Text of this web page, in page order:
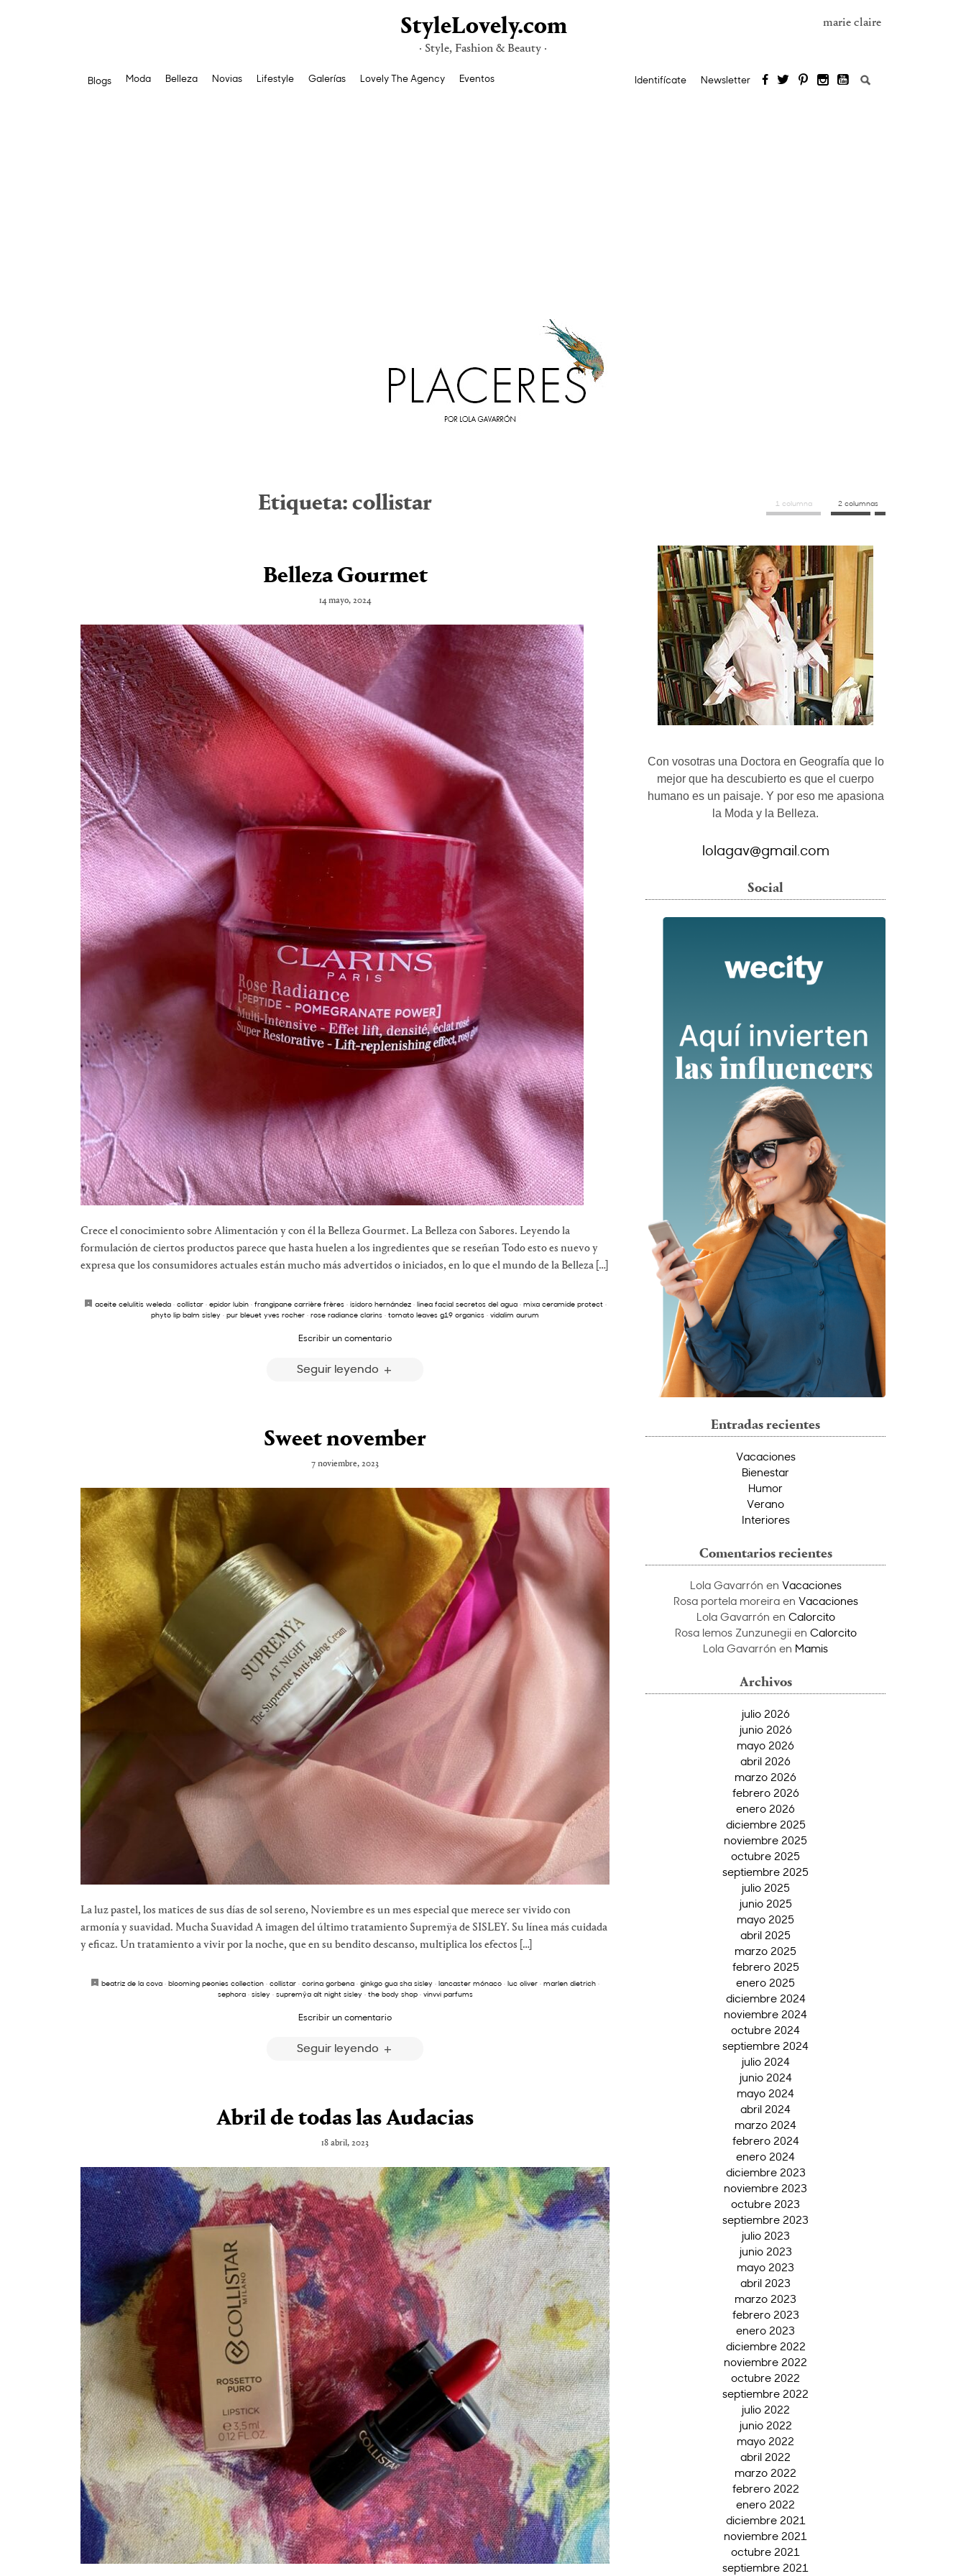
StyleLovely.com
· Style, Fashion & Beauty ·
marie claire
Blogs Moda Belleza Novias Lifestyle Galerías Lovely The Agency Eventos Identifícate Newsletter Buscar:
Etiqueta: collistar
Belleza Gourmet
14 mayo, 2024
Crece el conocimiento sobre Alimentación y con él la Belleza Gourmet. La Belleza con Sabores. Leyendo la
formulación de ciertos productos parece que hasta huelen a los ingredientes que se reseñan Todo esto es nuevo y
expresa que los consumidores actuales están mucho más advertidos o iniciados, en lo que el mundo de la Belleza […]
aceite celulitis weleda· collistar· epidor lubin· frangipane carrière frères· isidoro hernández· linea facial secretos del agua· mixa ceramide protect·
phyto lip balm sisley · pur bleuet yves rocher · rose radiance clarins · tomato leaves g19 organics · vidalim aurum
Escribir un comentario
Seguir leyendo
Sweet november
7 noviembre, 2023
La luz pastel, los matices de sus días de sol sereno, Noviembre es un mes especial que merece ser vivido con
armonía y suavidad. Mucha Suavidad A imagen del último tratamiento Supremÿa de SISLEY. Su línea más cuidada
y eficaz. Un tratamiento a vivir por la noche, que en su bendito descanso, multiplica los efectos […]
beatriz de la cova · blooming peonies collection · collistar · corina gorbena · ginkgo gua sha sisley · lancaster mónaco · luc oliver · marlen dietrich ·
sephora· sisley· supremÿa alt night sisley· the body shop· vinvvi parfums
Escribir un comentario
Seguir leyendo
Abril de todas las Audacias
18 abril, 2023
1 columna 2 columnas
Con vosotras una Doctora en Geografía que lo
mejor que ha descubierto es que el cuerpo
humano es un paisaje. Y por eso me apasiona
la Moda y la Belleza.
lolagav@gmail.com
Social
Entradas recientes
Vacaciones
Bienestar
Humor
Verano
Interiores
Comentarios recientes
Lola Gavarrón en Vacaciones
Rosa portela moreiraen Vacaciones
Lola Gavarrón en Calorcito
Rosa lemos Zunzunegiien Calorcito
Lola Gavarrón en Mamis
Archivos
julio 2026
junio 2026
mayo 2026
abril 2026
marzo 2026
febrero 2026
enero 2026
diciembre 2025
noviembre 2025
octubre 2025
septiembre 2025
julio 2025
junio 2025
mayo 2025
abril 2025
marzo 2025
febrero 2025
enero 2025
diciembre 2024
noviembre 2024
octubre 2024
septiembre 2024
julio 2024
junio 2024
mayo 2024
abril 2024
marzo 2024
febrero 2024
enero 2024
diciembre 2023
noviembre 2023
octubre 2023
septiembre 2023
julio 2023
junio 2023
mayo 2023
abril 2023
marzo 2023
febrero 2023
enero 2023
diciembre 2022
noviembre 2022
octubre 2022
septiembre 2022
julio 2022
junio 2022
mayo 2022
abril 2022
marzo 2022
febrero 2022
enero 2022
diciembre 2021
noviembre 2021
octubre 2021
septiembre 2021